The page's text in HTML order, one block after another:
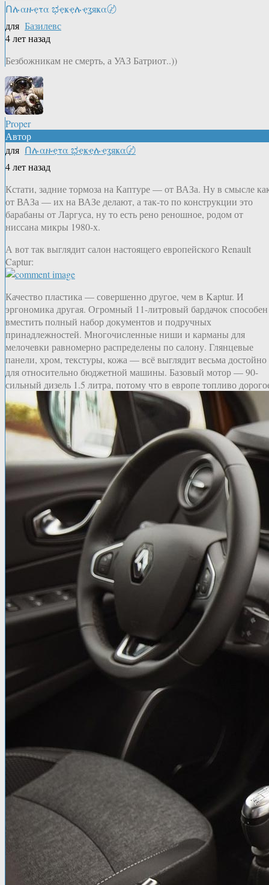
Ոሉαዙҿτα ಭҿҝҿሉҿʓяҝα〄
для Базилевс
4 лет назад
Безбожникам не смерть, а УАЗ Батриот..))
Proper
Автор
для Ոሉαዙҿτα ಭҿҝҿሉҿʓяҝα〄
4 лет назад
Кстати, задние тормоза на Каптуре — от ВАЗа. Ну в смысле
от ВАЗа — их на ВАЗе делают, а так-то по конструкции это
барабаны от Ларгуса, ну то есть рено реношное, родом от
ниссана микры 1980-х.
А вот так выглядит салон настоящего европейского Renault
Captur:
Качество пластика — совершенно другое, чем в Kaptur. И
эргономика другая. Огромный 11-литровый бардачок способен
вместить полный набор документов и подручных
принадлежностей. Многочисленные ниши и карманы для
мелочевки равномерно распределены по салону. Глянцевые
панели, хром, текстуры, кожа — всё выглядит весьма достойно
для относительно бюджетной машины. Базовый мотор — 90-
сильный дизель 1.5 литра, потому что в европе топливо